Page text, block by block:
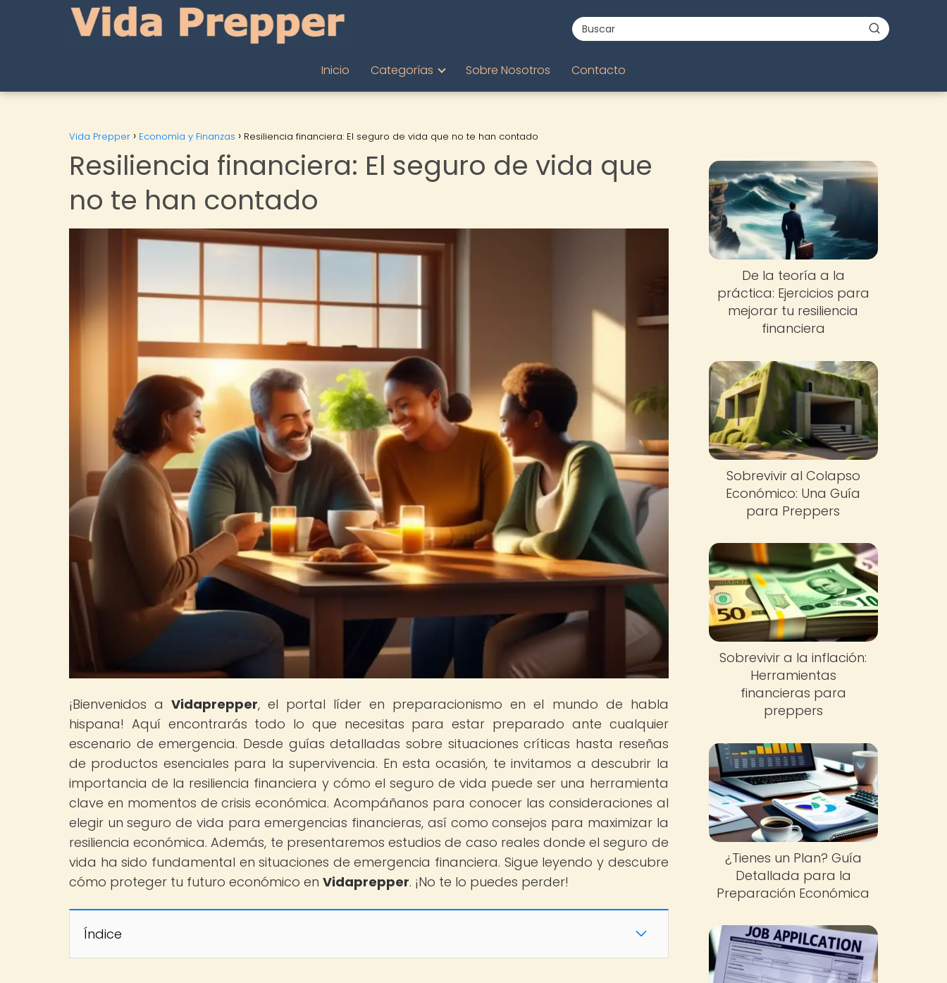
Inicio Categorías Sobre Nosotros Contacto
Vida Prepper Economía y Finanzas Resiliencia financiera: El seguro de vida que no te han contado
Resiliencia financiera: El seguro de vida que
no te han contado
¡Bienvenidos aVidaprepper, el portal líder en preparacionismo en el mundo de habla
hispana! Aquí encontrarás todo lo que necesitas para estar preparado ante cualquier
escenario de emergencia. Desde guías detalladas sobre situaciones críticas hasta reseñas
de productos esenciales para la supervivencia. En esta ocasión, te invitamos a descubrir la
importancia de la resiliencia financiera y cómo el seguro de vida puede ser una herramienta
clave en momentos de crisis económica. Acompáñanos para conocer las consideraciones al
elegir un seguro de vida para emergencias financieras, así como consejos para maximizar la
resiliencia económica. Además, te presentaremos estudios de caso reales donde el seguro de
vida ha sido fundamental en situaciones de emergencia financiera. Sigue leyendo y descubre
cómo proteger tu futuro económico en Vidaprepper. ¡No te lo puedes perder!
Índice
De la teoría a la
práctica: Ejercicios para
mejorar tu resiliencia
financiera
Sobrevivir al Colapso
Económico: Una Guía
para Preppers
Sobrevivir a la inflación:
Herramientas
financieras para
preppers
¿Tienes un Plan? Guía
Detallada para la
Preparación Económica